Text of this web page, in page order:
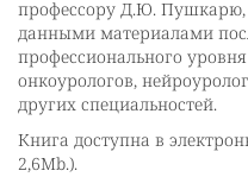
профессору Д.Ю. Пушкарю,
данными материалами
профессионального
онкоурологов,
других специальностей.
Книга доступна в
2,6Mb.).